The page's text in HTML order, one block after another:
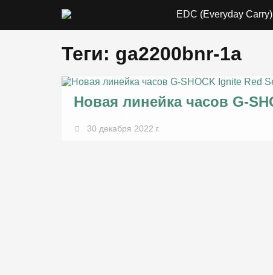
EDC (Everyday Carry)
Теги: ga2200bnr-1a
Новая линейка часов G-
30 декабря 2022 г.